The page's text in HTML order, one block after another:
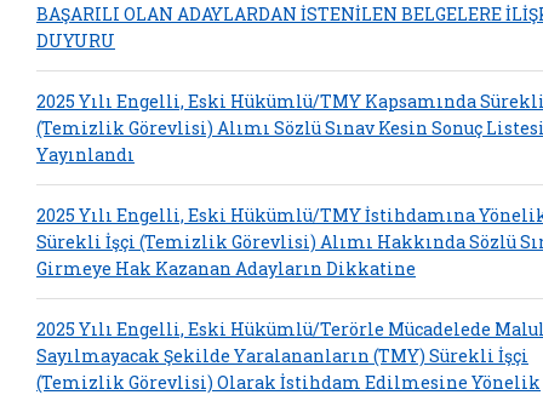
BAŞARILI OLAN ADAYLARDAN İSTENİLEN BELGELERE
DUYURU
2025 Yılı Engelli, Eski Hükümlü/TMY Kapsamında
(Temizlik Görevlisi) Alımı Sözlü Sınav Kesin Sonuç
Yayınlandı
2025 Yılı Engelli, Eski Hükümlü/TMY İstihdamına
Sürekli İşçi (Temizlik Görevlisi) Alımı Hakkında Sözlü
Girmeye Hak Kazanan Adayların Dikkatine
2025 Yılı Engelli, Eski Hükümlü/Terörle Mücadelede
Sayılmayacak Şekilde Yaralananların (TMY) Sürekli İşçi
(Temizlik Görevlisi) Olarak İstihdam Edilmesine Yönelik